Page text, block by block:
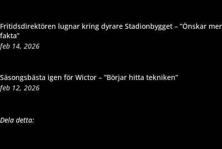
Fritidsdirektören lugnar kring dyrare Stadionbygget – ”Önskar mer
fakta”
feb 14, 2026
Säsongsbästa igen för Wictor – ”Börjar hitta tekniken”
feb 12, 2026
Dela detta: